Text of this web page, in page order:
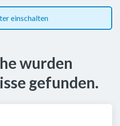
einschalten
wurden
gefunden.